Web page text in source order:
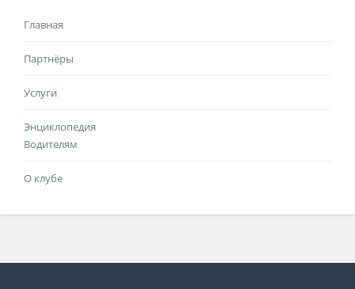
Главная
Партнёры
Услуги
Энциклопедия
Водителям
О клубе